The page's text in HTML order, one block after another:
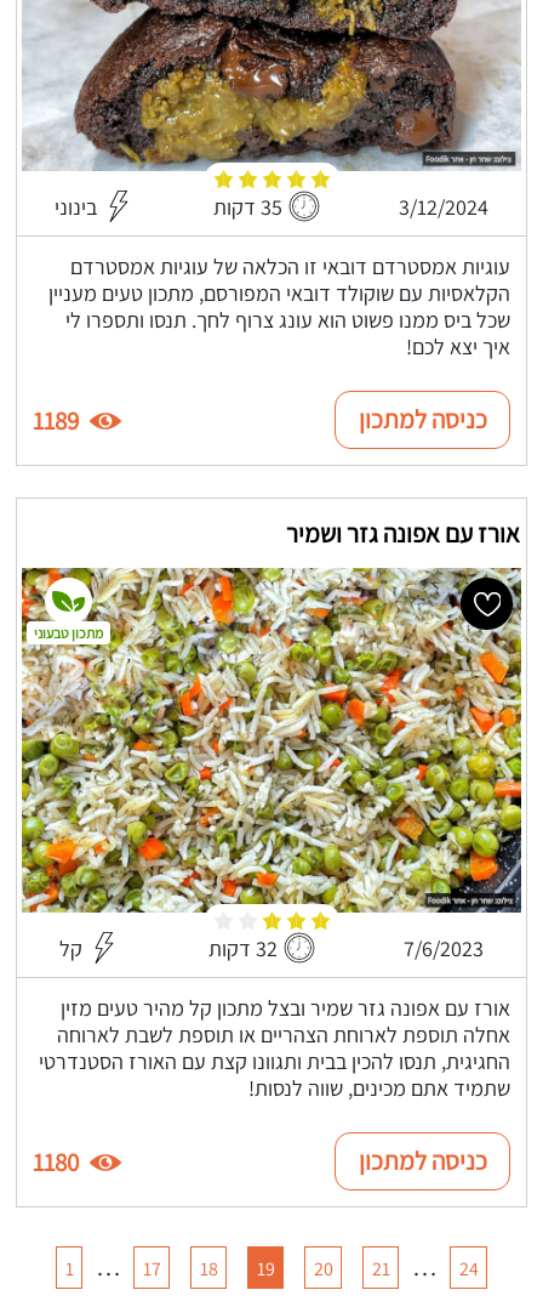
3/12/2024 35 דקות בינוני
עוגיות אמסטרדם דובאי זו הכלאה של עוגיות אמסטרדם
הקלאסיות עם שוקולד דובאי המפורסם, מתכון טעים מעניין
שכל ביס ממנו פשוט הוא עונג צרוף לחך. תנסו ותספרו לי
איך יצא לכם!
כניסה למתכון 1189
אורז עם אפונה גזר ושמיר
7/6/2023 32 דקות קל
אורז עם אפונה גזר שמיר ובצל מתכון קל מהיר טעים מזין
אחלה תוספת לארוחת הצהריים או תוספת לשבת לארוחה
החגיגית, תנסו להכין בבית ותגוונו קצת עם האורז הסטנדרטי
שתמיד אתם מכינים, שווה לנסות!
מתכון טבעוני
כניסה למתכון 1180
1 … 17 18 19 20 21 … 24